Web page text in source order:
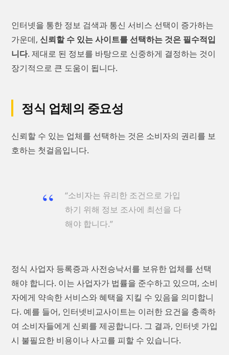
인터넷을 통한 정보 검색과 통신 서비스 선택이 증가하는
가운데, 신뢰할 수 있는 사이트를 선택하는 것은 필수적입
니다. 제대로 된 정보를 바탕으로 신중하게 결정하는 것이
장기적으로 큰 도움이 됩니다.
정식 업체의 중요성
신뢰할 수 있는 업체를 선택하는 것은 소비자의 권리를 보
호하는 첫걸음입니다.
“소비자는 유리한 조건으로 가입
하기 위해 정보 조사에 최선을 다
해야 합니다.”
정식 사업자 등록증과 사전승낙서를 보유한 업체를 선택
해야 합니다. 이는 사업자가 법률을 준수하고 있으며, 소비
자에게 약속한 서비스와 혜택을 지킬 수 있음을 의미합니
다. 예를 들어, 인터넷비교사이트는 이러한 요건을 충족하
여 소비자들에게 신뢰를 제공합니다. 그 결과, 인터넷 가입
시 불필요한 비용이나 사고를 피할 수 있습니다.